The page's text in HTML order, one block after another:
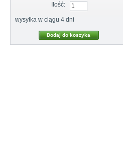
Ilość:
wysyłka w ciągu 4 dni